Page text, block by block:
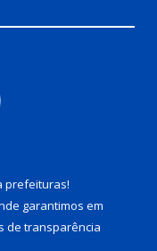
prefeituras!
garantimos em
de transparência